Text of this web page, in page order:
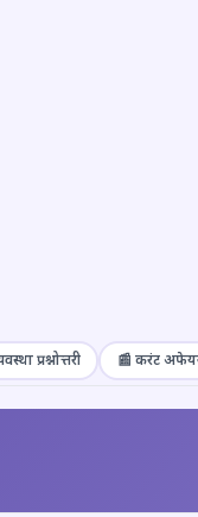
प्रश्नोत्तरी 📰 करंट अफेयर्स